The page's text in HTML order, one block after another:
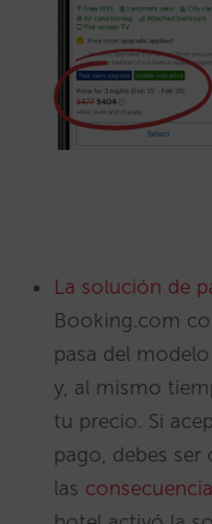
La solución de
Booking.com
pasa del
y, al mismo
tu precio. Si
pago, debes ser
las